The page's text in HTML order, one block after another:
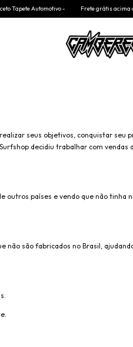
Tapete Automotivo - Frete grátis acima de
seus objetivos, conquistar seu
decidiu trabalhar com vendas
outros países e vendo que não tinha
não são fabricados no Brasil,